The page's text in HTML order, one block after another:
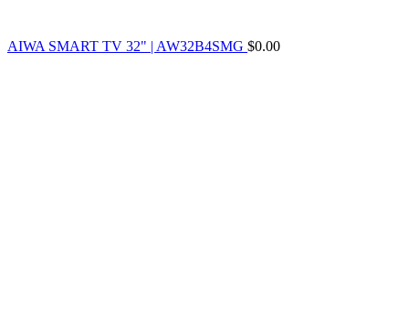
AIWA SMART TV 32" | AW32B4SMG $0.00